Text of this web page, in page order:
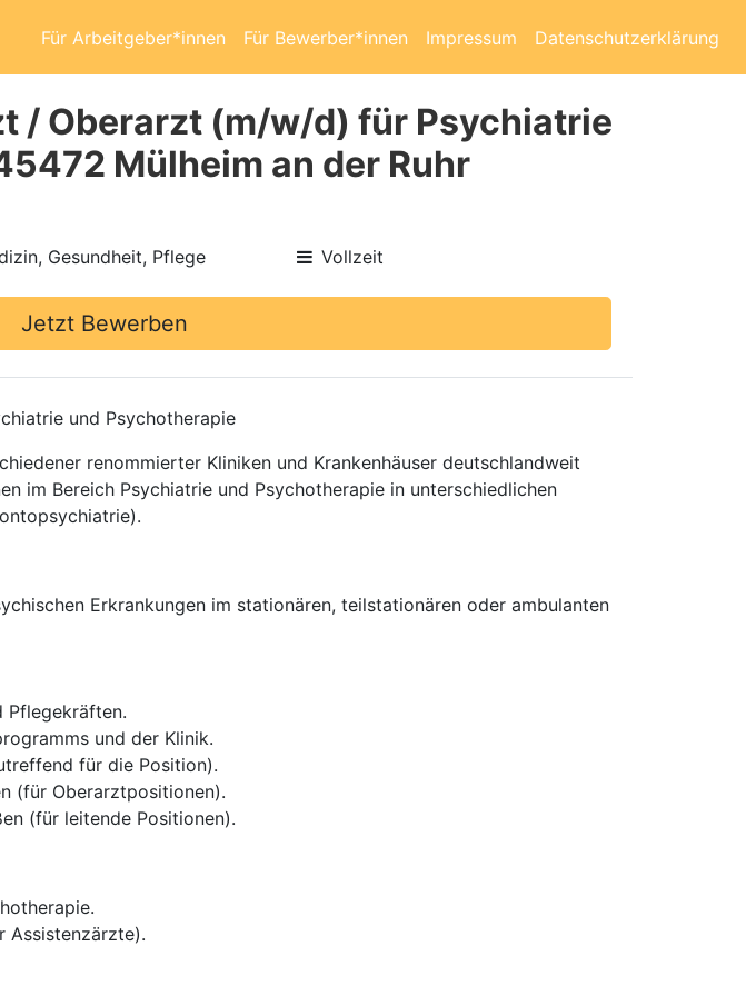
Für Arbeitgeber*innen Für Bewerber*innen Impressum Datenschutzerklärung
/ Oberarzt (m/w/d) für Psychiatrie
Mülheim an der Ruhr
Gesundheit, Pflege Vollzeit
Jetzt Bewerben
und Psychotherapie
renommierter Kliniken und Krankenhäuser deutschlandweit
im Bereich Psychiatrie und Psychotherapie in unterschiedlichen
Erkrankungen im stationären, teilstationären oder ambulanten
Pflegekräften.
und der Klinik.
für die Position).
(für Oberarztpositionen).
(für leitende Positionen).
Assistenzärzte).